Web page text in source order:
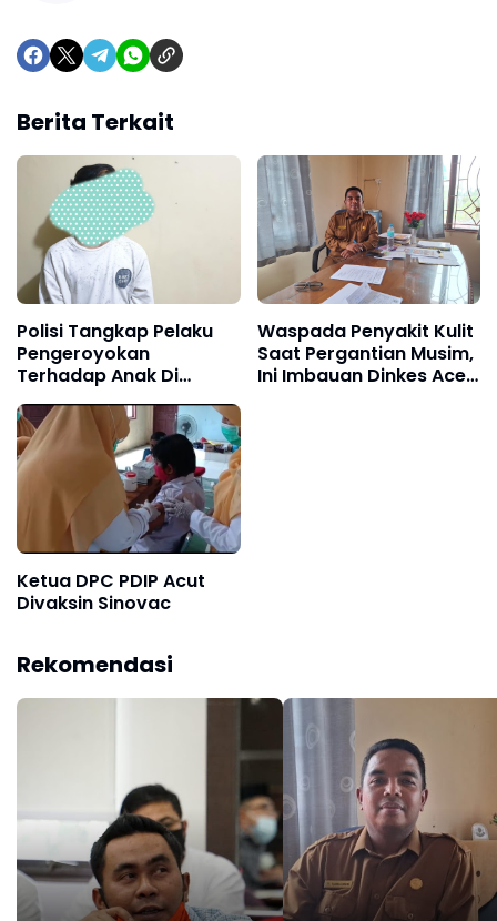
Berita Terkait
Polisi Tangkap Pelaku
Pengeroyokan
Terhadap Anak Di
Bawah Umur
Waspada Penyakit Kulit
Saat Pergantian Musim,
Ini Imbauan Dinkes Aceh
Ketua DPC PDIP Acut
Divaksin Sinovac
Rekomendasi